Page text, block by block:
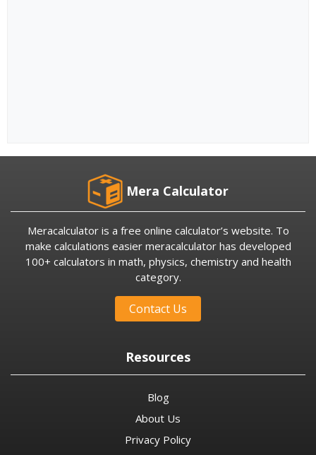
Mera Calculator
Meracalculator is a free online calculator’s website. To
make calculations easier meracalculator has developed
100+ calculators in math, physics, chemistry and health
category.
Contact Us
Resources
Blog
About Us
Privacy Policy